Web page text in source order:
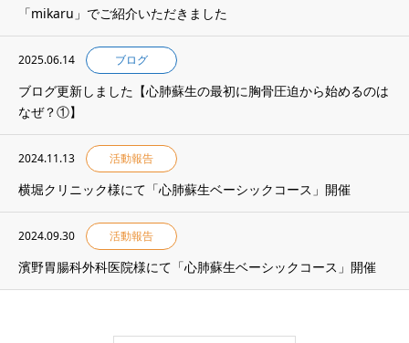
「mikaru」でご紹介いただきました
2025.06.14 ブログ
ブログ更新しました【心肺蘇生の最初に胸骨圧迫から始めるのは
なぜ？①】
2024.11.13 活動報告
横堀クリニック様にて「心肺蘇生ベーシックコース」開催
2024.09.30 活動報告
濱野胃腸科外科医院様にて「心肺蘇生ベーシックコース」開催